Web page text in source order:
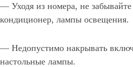
— Уходя из номера, не
кондиционер, лампы освещения.
— Недопустимо накрывать
настольные лампы.